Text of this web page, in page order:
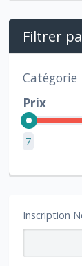
Filtrer
Catégorie
Prix
7
Inscription